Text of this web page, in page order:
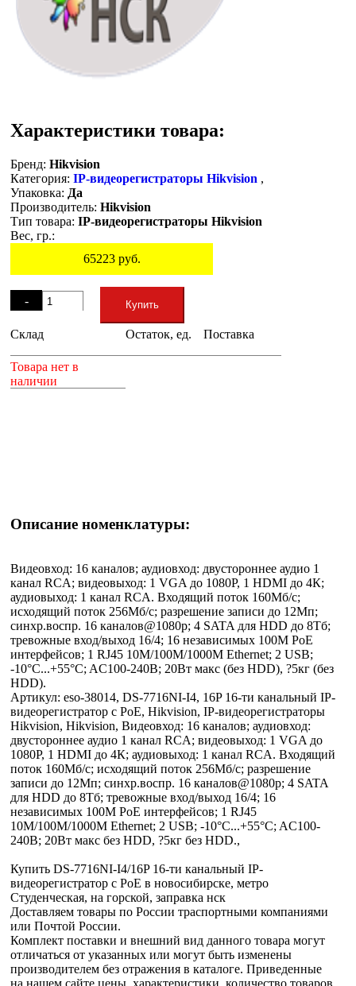
Характеристики товара:
Бренд: Hikvision
Категория: IP-видеорегистраторы Hikvision ,
Упаковка: Да
Производитель: Hikvision
Тип товара: IP-видеорегистраторы Hikvision
Вес, гр.:
65223руб.
-
+
Купить
Склад Остаток, ед. Поставка
Товара нет в
наличии
Описание номенклатуры:
Видеовход: 16 каналов; аудиовход: двустороннее аудио 1
канал RCA; видеовыход: 1 VGA до 1080Р, 1 HDMI до 4К;
аудиовыход: 1 канал RCA. Входящий поток 160Мб/с;
исходящий поток 256Мб/с; разрешение записи до 12Мп;
синхр.воспр. 16 каналов@1080р; 4 SATA для HDD до 8Тб;
тревожные вход/выход 16/4; 16 независимых 100M PoE
интерфейсов; 1 RJ45 10M/100M/1000M Ethernet; 2 USB;
-10°C...+55°C; AC100-240В; 20Вт макс (без HDD), ?5кг (без
HDD).
Артикул: eso-38014, DS-7716NI-I4, 16P 16-ти канальный IP-
видеорегистратор c PoE, Hikvision, IP-видеорегистраторы
Hikvision, Hikvision, Видеовход: 16 каналов; аудиовход:
двустороннее аудио 1 канал RCA; видеовыход: 1 VGA до
1080Р, 1 HDMI до 4К; аудиовыход: 1 канал RCA. Входящий
поток 160Мб/с; исходящий поток 256Мб/с; разрешение
записи до 12Мп; синхр.воспр. 16 каналов@1080р; 4 SATA
для HDD до 8Тб; тревожные вход/выход 16/4; 16
независимых 100M PoE интерфейсов; 1 RJ45
10M/100M/1000M Ethernet; 2 USB; -10°C...+55°C; AC100-
240В; 20Вт макс без HDD, ?5кг без HDD.,
Купить DS-7716NI-I4/16P 16-ти канальный IP-
видеорегистратор c PoE в новосибирске, метро
Студенческая, на горской, заправка нск
Доставляем товары по России траспортными компаниями
или Почтой России.
Комплект поставки и внешний вид данного товара могут
отличаться от указанных или могут быть изменены
производителем без отражения в каталоге. Приведенные